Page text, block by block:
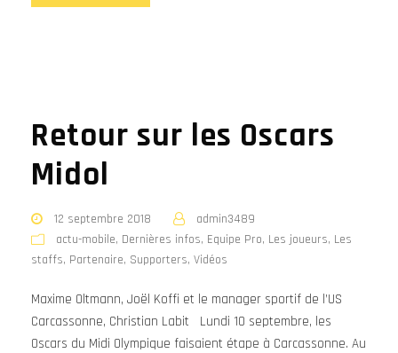
Retour sur les Oscars
Midol
12 septembre 2018
admin3489
actu-mobile, Dernières infos, Equipe Pro, Les joueurs, Les
staffs, Partenaire, Supporters, Vidéos
Maxime Oltmann, Joël Koffi et le manager sportif de l’US
Carcassonne, Christian Labit Lundi 10 septembre, les
Oscars du Midi Olympique faisaient étape à Carcassonne. Au